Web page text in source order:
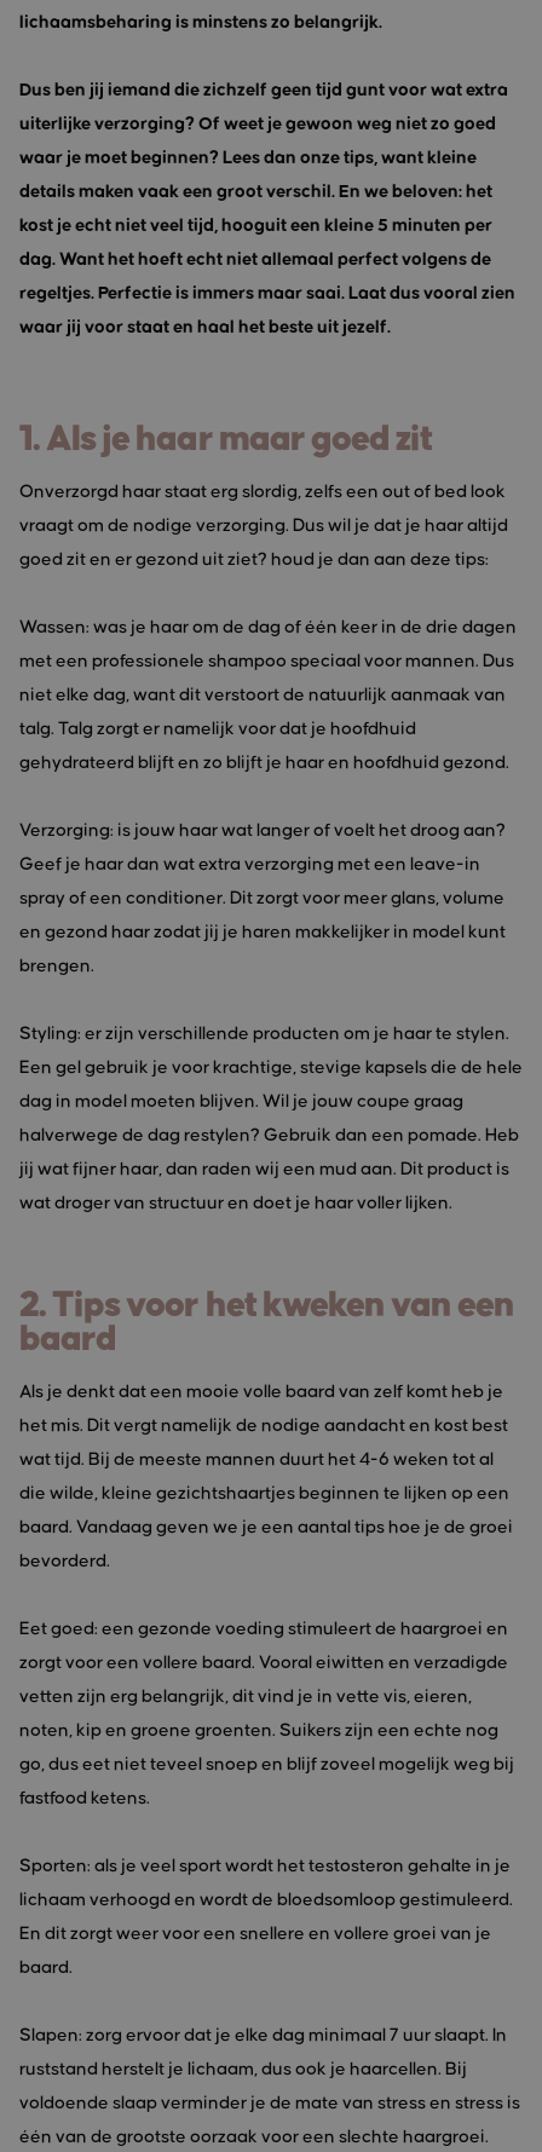
lichaamsbeharing is minstens zo belangrijk.
Dus ben jij iemand die zichzelf geen tijd gunt voor wat extra
uiterlijke verzorging? Of weet je gewoon weg niet zo goed
waar je moet beginnen? Lees dan onze tips, want kleine
details maken vaak een groot verschil. En we beloven: het
kost je echt niet veel tijd, hooguit een kleine 5 minuten per
dag. Want het hoeft echt niet allemaal perfect volgens de
regeltjes. Perfectie is immers maar saai. Laat dus vooral zien
waar jij voor staat en haal het beste uit jezelf.
1. Als je haar maar goed zit
Onverzorgd haar staat erg slordig, zelfs een out of bed look
vraagt om de nodige verzorging. Dus wil je dat je haar altijd
goed zit en er gezond uit ziet? houd je dan aan deze tips:
Wassen: was je haar om de dag of één keer in de drie dagen
met een professionele shampoo speciaal voor mannen. Dus
niet elke dag, want dit verstoort de natuurlijk aanmaak van
talg. Talg zorgt er namelijk voor dat je hoofdhuid
gehydrateerd blijft en zo blijft je haar en hoofdhuid gezond.
Verzorging: is jouw haar wat langer of voelt het droog aan?
Geef je haar dan wat extra verzorging met een leave-in
spray of een conditioner. Dit zorgt voor meer glans, volume
en gezond haar zodat jij je haren makkelijker in model kunt
brengen.
Styling: er zijn verschillende producten om je haar te stylen.
Een gel gebruik je voor krachtige, stevige kapsels die de hele
dag in model moeten blijven. Wil je jouw coupe graag
halverwege de dag restylen? Gebruik dan een pomade. Heb
jij wat fijner haar, dan raden wij een mud aan. Dit product is
wat droger van structuur en doet je haar voller lijken.
2. Tips voor het kweken van een
baard
Als je denkt dat een mooie volle baard van zelf komt heb je
het mis. Dit vergt namelijk de nodige aandacht en kost best
wat tijd. Bij de meeste mannen duurt het 4-6 weken tot al
die wilde, kleine gezichtshaartjes beginnen te lijken op een
baard. Vandaag geven we je een aantal tips hoe je de groei
bevorderd.
Eet goed: een gezonde voeding stimuleert de haargroei en
zorgt voor een vollere baard. Vooral eiwitten en verzadigde
vetten zijn erg belangrijk, dit vind je in vette vis, eieren,
noten, kip en groene groenten. Suikers zijn een echte nog
go, dus eet niet teveel snoep en blijf zoveel mogelijk weg bij
fastfood ketens.
Sporten: als je veel sport wordt het testosteron gehalte in je
lichaam verhoogd en wordt de bloedsomloop gestimuleerd.
En dit zorgt weer voor een snellere en vollere groei van je
baard.
Slapen: zorg ervoor dat je elke dag minimaal 7 uur slaapt. In
ruststand herstelt je lichaam, dus ook je haarcellen. Bij
voldoende slaap verminder je de mate van stress en stress is
één van de grootste oorzaak voor een slechte haargroei.